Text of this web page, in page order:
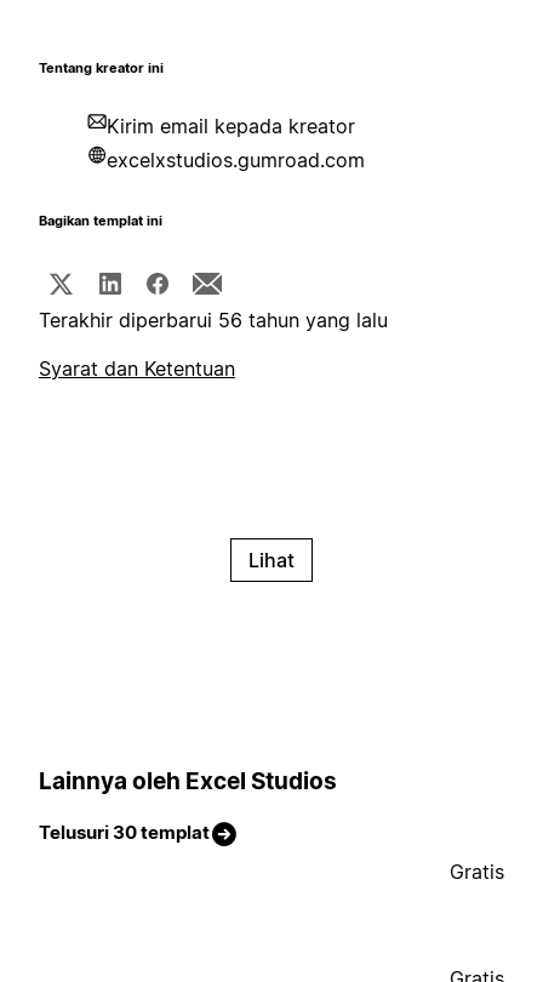
Tentang kreator ini
Kirim email kepada kreator
excelxstudios.gumroad.com
Bagikan templat ini
Terakhir diperbarui 56 tahun yang lalu
Syarat dan Ketentuan
Lihat
Lainnya oleh Excel Studios
Telusuri 30 templat
Gratis